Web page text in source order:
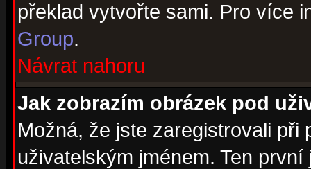
překlad vytvořte sami. Pro více
Group.
Návrat nahoru
Jak zobrazím obrázek pod
Možná, že jste zaregistrovali
uživatelským jménem. Ten